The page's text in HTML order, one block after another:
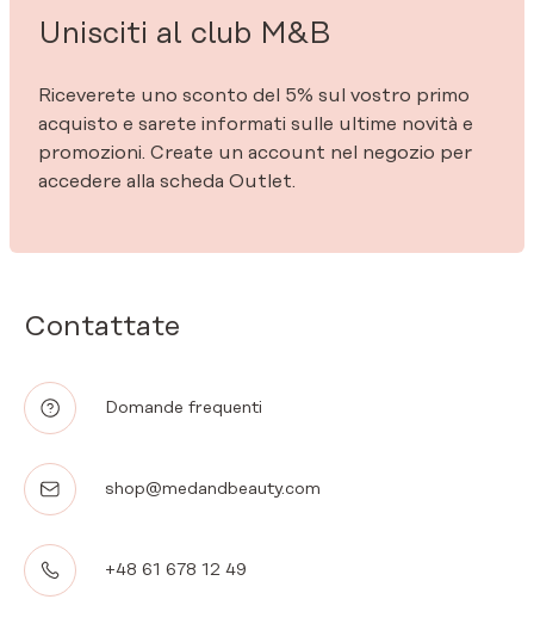
Contattate
Domande frequenti
shop@medandbeauty.com
+48 61 678 12 49
Unisciti al club M&B
Riceverete uno sconto del 5% sul vostro primo
acquisto e sarete informati sulle ultime novità e
promozioni. Create un account nel negozio per
accedere alla scheda Outlet.